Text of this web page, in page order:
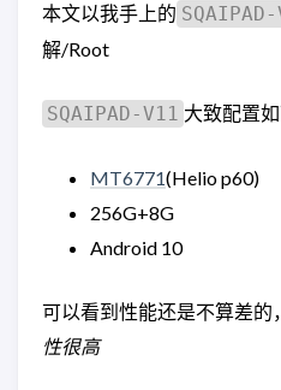
本文以我手上的
解/Root
SQAIPAD-V11 大致配置如
MT6771(Helio p60)
256G+8G
Android 10
可以看到性能还是不算差的
性很高